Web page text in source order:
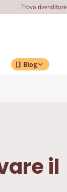
Trova rivenditore
Blog
il